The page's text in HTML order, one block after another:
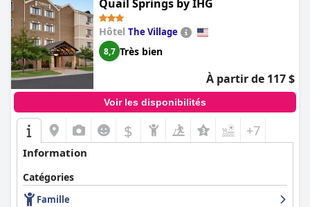
consensus général est que l'hôtel Campbell est un joyau de la
Route 66 avec un bon emplacement, un confort remarquable et
un service exceptionnel.
Quail Springs by IHG
Hôtel The Village
8,7 Très bien
À partir de 117 $
Voir les disponibilités
$ +7
Information
Catégories
Famille